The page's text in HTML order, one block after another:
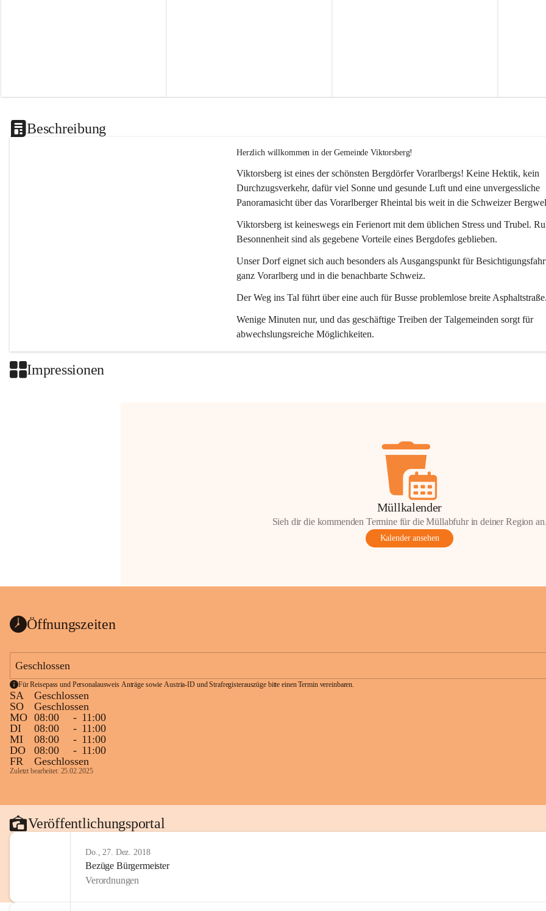
Beschreibung
Herzlich willkommen in der Gemeinde Viktorsberg!
Viktorsberg ist eines der schönsten Bergdörfer Vorarlbergs! Keine Hektik, kein
Durchzugsverkehr, dafür viel Sonne und gesunde Luft und eine unvergessliche
Panoramasicht über das Vorarlberger Rheintal bis weit in die Schweizer
Viktorsberg ist keineswegs ein Ferienort mit dem üblichen Stress und Trubel.
Besonnenheit sind als gegebene Vorteile eines Bergdofes geblieben.
Unser Dorf eignet sich auch besonders als Ausgangspunkt für
ganz Vorarlberg und in die benachbarte Schweiz.
Der Weg ins Tal führt über eine auch für Busse problemlose breite
Wenige Minuten nur, und das geschäftige Treiben der Talgemeinden sorgt für
abwechslungsreiche Möglichkeiten.
Impressionen
Müllkalender
Sieh dir die kommenden Termine für die Müllabfuhr in deiner Region
Kalender ansehen
Öffnungszeiten
Geschlossen
Für Reisepass und Personalausweis Anträge sowie Austria-ID und Strafregisterauszüge bitte einen Termin vereinbaren.
SA
Geschlossen
SO
Geschlossen
MO 08:00 - 11:00
DI
08:00 - 11:00
MI
08:00 - 11:00
DO
08:00 - 11:00
FR
Geschlossen
Zuletzt bearbeitet: 25.02.2025
Veröffentlichungsportal
Do., 27. Dez. 2018
Bezüge Bürgermeister
Verordnungen